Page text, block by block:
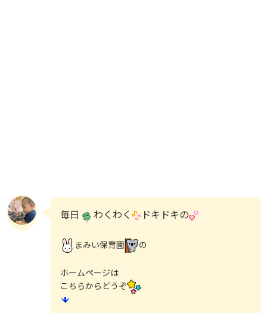
毎日 わくわく ドキドキの
まみい保育園 の
ホームページは
こちらからどうぞ